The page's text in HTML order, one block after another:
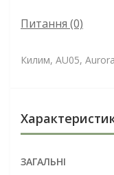
Питання (0)
Килим, AU05,
ЗАГАЛЬНІ